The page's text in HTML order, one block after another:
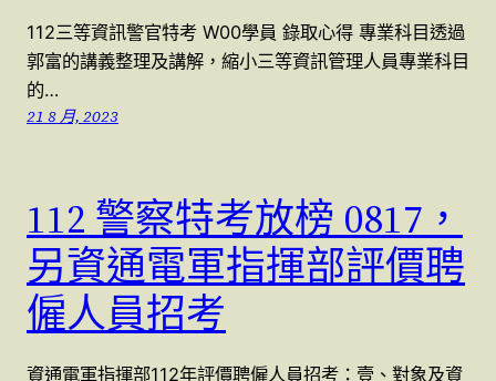
112三等資訊警官特考 W00學員 錄取心得 專業科目透過
郭富的講義整理及講解，縮小三等資訊管理人員專業科目
的…
21 8 月, 2023
112 警察特考放榜 0817，
另資通電軍指揮部評價聘
僱人員招考
資通電軍指揮部112年評價聘僱人員招考：壹、對象及資